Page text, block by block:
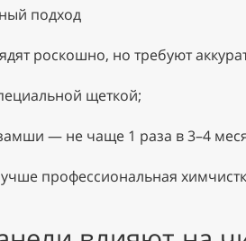
подход
роскошно, но требуют
щеткой;
— не чаще 1 раза в 3–4
профессиональная